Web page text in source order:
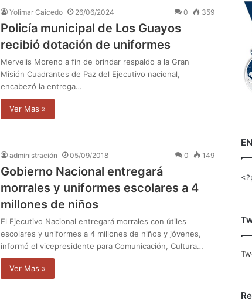
Yolimar Caicedo 26/06/2024 0 359
Policía municipal de Los Guayos
recibió dotación de uniformes
Mervelis Moreno a fin de brindar respaldo a la Gran
Misión Cuadrantes de Paz del Ejecutivo nacional,
encabezó la entrega…
Ver Mas »
administración 05/09/2018 0 149
Gobierno Nacional entregará
morrales y uniformes escolares a 4
millones de niños
El Ejecutivo Nacional entregará morrales con útiles
escolares y uniformes a 4 millones de niños y jóvenes,
informó el vicepresidente para Comunicación, Cultura…
Ver Mas »